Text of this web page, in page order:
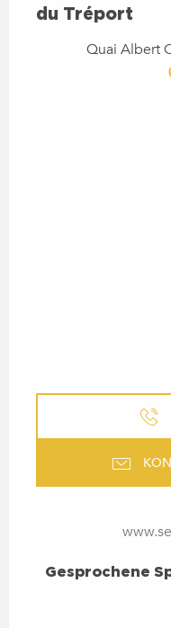
du Tréport
Quai Albert
GESPROCHENE
Gesprochene